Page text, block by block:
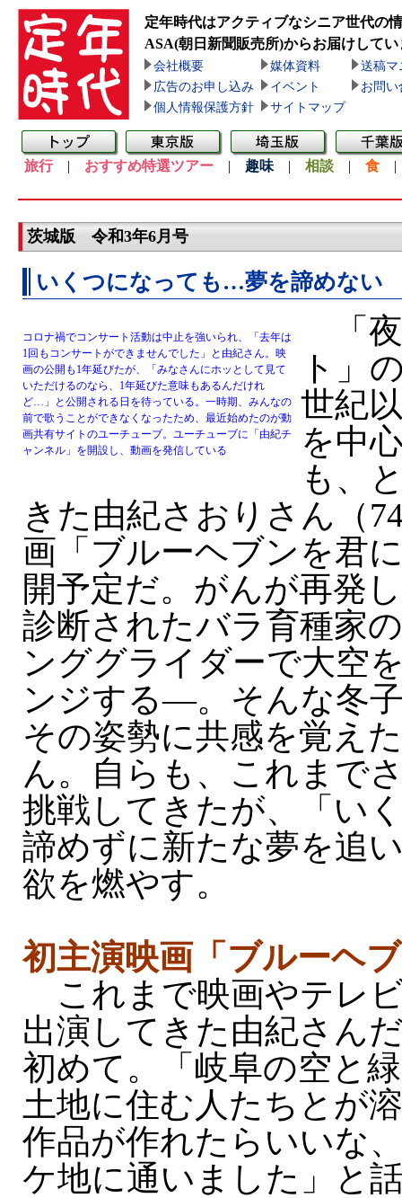
定年時代はアクティブなシニア世代の
ASA(朝日新聞販売所)からお届けしてい
会社概要 媒体資料
送稿マ
広告のお申し込み
イベント
お問い
個人情報保護方針
サイトマップ
旅行| おすすめ特選ツアー | 趣味 | 相談 | 食
茨城版 令和3年6月号
いくつになっても…夢を諦めない
コロナ禍でコンサート活動は中止を強いられ、「去年は
1回もコンサートができませんでした」と由紀さん。映
画の公開も1年延びたが、「みなさんにホッとして見て
いただけるのなら、1年延びた意味もあるんだけれ
ど…」と公開される日を待っている。一時期、みんなの
前で歌うことができなくなったため、最近始めたのが動
画共有サイトのユーチューブ。ユーチューブに「由紀チ
ャンネル」を開設し、動画を発信している
「夜
ト」
世紀
を中
も、
きた由紀さおりさん（
画「ブルーヘブンを君
開予定だ。がんが再発
診断されたバラ育種家
ンググライダーで大空
ンジする—。そんな冬
その姿勢に共感を覚え
ん。自らも、これまで
挑戦してきたが、「い
諦めずに新たな夢を追
欲を燃やす。
初主演映画「ブルーヘ
これまで映画やテレ
出演してきた由紀さん
初めて。「岐阜の空と
土地に住む人たちとが
作品が作れたらいいな
ケ地に通いました」と